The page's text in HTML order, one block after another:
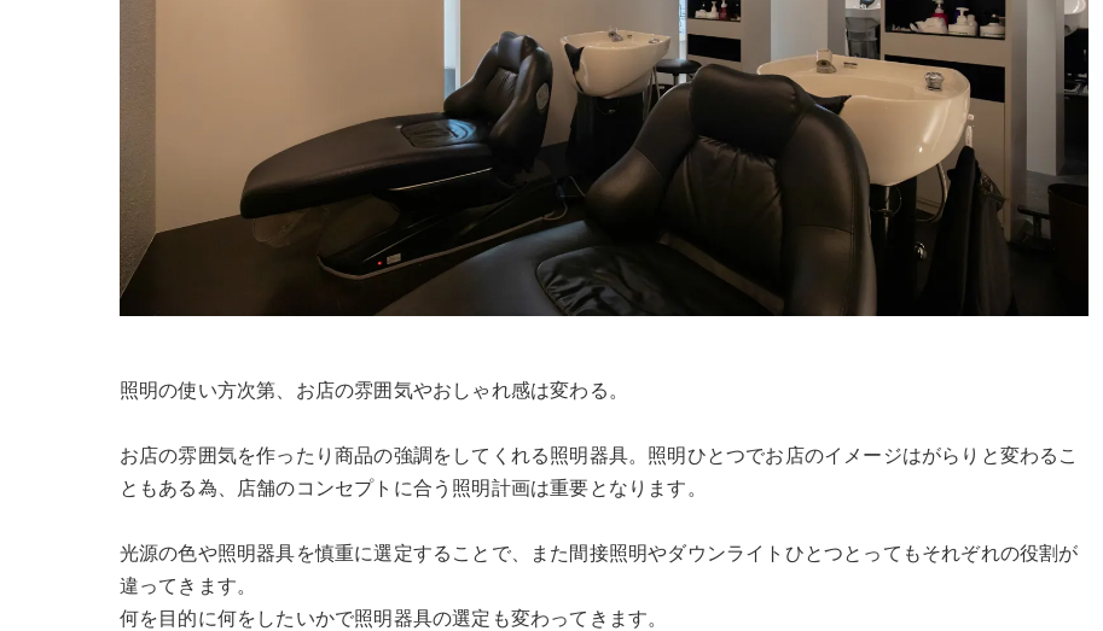
照明の使い方次第、お店の雰囲気やおしゃれ感は変わる。
お店の雰囲気を作ったり商品の強調をしてくれる照明器具。照明ひとつでお店のイメージはがらりと変わるこ
ともある為、店舗のコンセプトに合う照明計画は重要となります。
光源の色や照明器具を慎重に選定することで、また間接照明やダウンライトひとつとってもそれぞれの役割が
違ってきます。
何を目的に何をしたいかで照明器具の選定も変わってきます。